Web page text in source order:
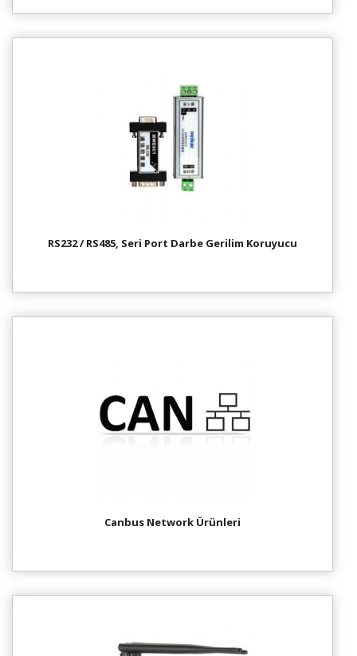
RS232 / RS485, Seri Port Darbe Gerilim Koruyucu
Canbus Network Ürünleri